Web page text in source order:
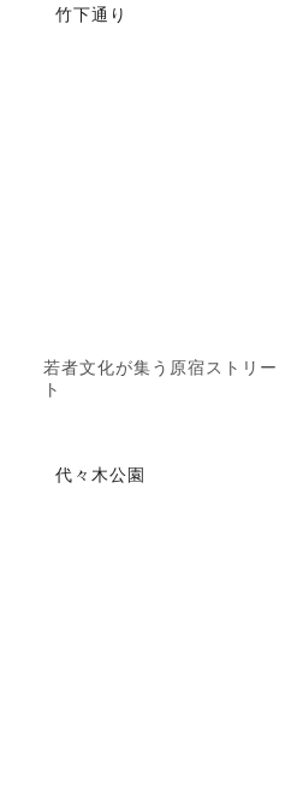
竹下通り
若者文化が集う原宿ストリー
ト
代々木公園